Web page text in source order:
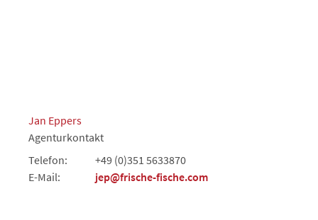
Jan Eppers
Agenturkontakt
Telefon:
+49 (0)351 5633870
E-Mail:
jep@frische-fische.com